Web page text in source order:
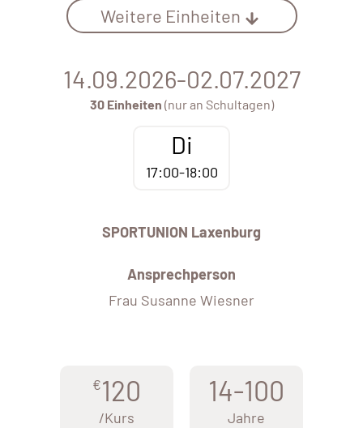
Weitere Einheiten
14.09.2026-02.07.2027
30 Einheiten (nur an Schultagen)
Di
17:00-18:00
SPORTUNION Laxenburg
Ansprechperson
Frau Susanne Wiesner
€120
/Kurs
14-100
Jahre